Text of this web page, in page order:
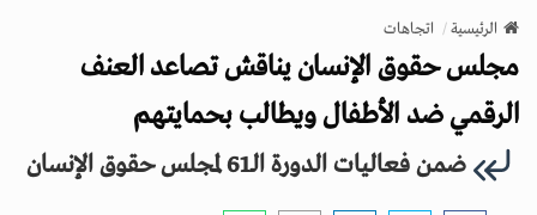
v
g
a
i
الرئيسية اتجاهات
مجلس حقوق الإنسان يناقش تصاعد العنف
الرقمي ضد الأطفال ويطالب بحمايتهم
ضمن فعاليات الدورة الـ61 لمجلس حقوق الإنسان